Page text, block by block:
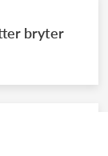
bryter